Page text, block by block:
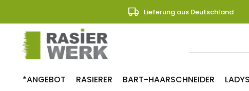
Lieferung aus Deutschland
*ANGEBOT RASIERER BART-HAARSCHNEIDER